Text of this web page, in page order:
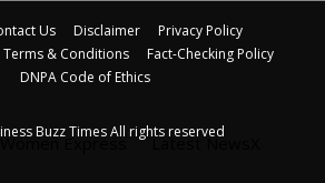
Us Disclaimer
Privacy Policy
Terms & Conditions
Fact-Checking Policy
DNPA Code of Ethics
Buzz Times All rights reserved
Women Express Latest NewsX